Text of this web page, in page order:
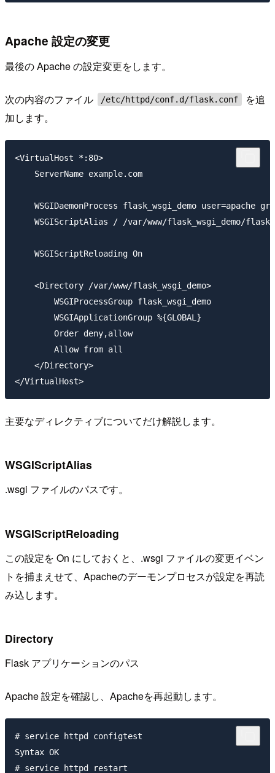
Apache 設定の変更
最後の Apache の設定変更をします。
次の内容のファイル /etc/httpd/conf.d/flask.conf
を追
加します。
<VirtualHost *:80>
    ServerName example.com
WSGIDaemonProcess flask_wsgi_demo user=apache
WSGIScriptAlias / /var/www/flask_wsgi_demo/
    WSGIScriptReloading On
    <Directory /var/www/flask_wsgi_demo>
        WSGIProcessGroup flask_wsgi_demo
        WSGIApplicationGroup %{GLOBAL}
        Order deny,allow
        Allow from all
    </Directory>
主要なディレクティブについてだけ解説します。
WSGIScriptAlias
.wsgi ファイルのパスです。
WSGIScriptReloading
この設定を On にしておくと、.wsgi ファイルの変更イベン
トを捕まえせて、Apacheのデーモンプロセスが設定を再読
み込します。
Directory
Flask アプリケーションのパス
Apache 設定を確認し、Apacheを再起動します。
# service httpd configtest
Syntax OK
# service httpd restart